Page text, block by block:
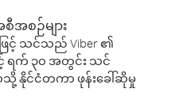
အစဉ်များ
ြင့် သင်သည် Viber ၏
ရက် ၃၀ အတွင်း သင်
နိုင်ငံတကာ ဖုန်းခေါ်ဆိုမှု